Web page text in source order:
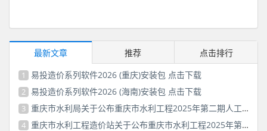
最新文章 推荐 点击排行
1 易投造价系列软件2026 (重庆)安装包 点击下载
2 易投造价系列软件2026 (海南)安装包 点击下载
3 重庆市水利局关于公布重庆市水利工程2025年第二期人工费价格信息的公告
4 重庆市水利工程造价站关于公布重庆市水利工程2025年第一期人工费价格信息的通知